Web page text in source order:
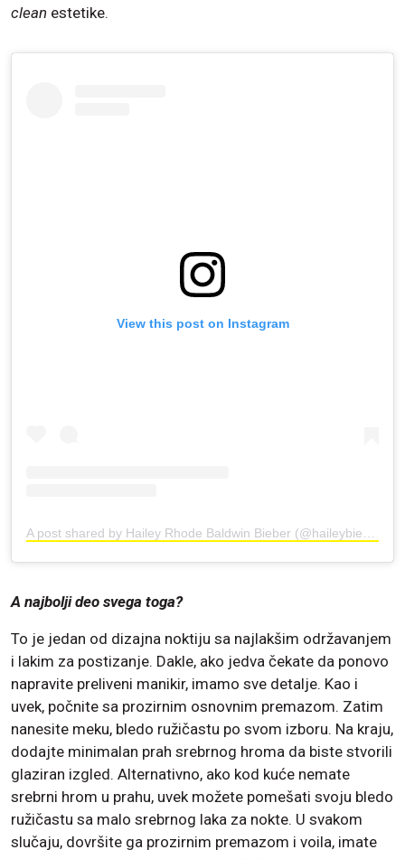
clean estetike.
View this post on Instagram
A najbolji deo svega toga?
To je jedan od dizajna noktiju sa najlakšim održavanjem
i lakim za postizanje. Dakle, ako jedva čekate da ponovo
napravite preliveni manikir, imamo sve detalje. Kao i
uvek, počnite sa prozirnim osnovnim premazom. Zatim
nanesite meku, bledo ružičastu po svom izboru. Na kraju,
dodajte minimalan prah srebrnog hroma da biste stvorili
glaziran izgled. Alternativno, ako kod kuće nemate
srebrni hrom u prahu, uvek možete pomešati svoju bledo
ružičastu sa malo srebrnog laka za nokte. U svakom
slučaju, dovršite ga prozirnim premazom i voila, imate